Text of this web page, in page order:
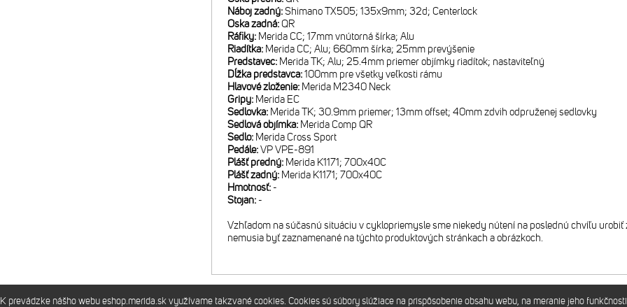
Náboj zadný:Shimano TX505; 135x9mm; 32d; Centerlock
Oska zadná:QR
Ráfiky: Merida CC; 17mm vnútorná šírka; Alu
Riadítka: Merida CC; Alu; 660mm šírka; 25mm prevýšenie
Predstavec: Merida TK; Alu; 25.4mm priemer objímky riadítok; nastaviteľný
Dĺžka predstavca:100mm pre všetky veľkosti rámu
Hlavové zloženie: Merida M2340 Neck
Gripy: Merida EC
Sedlovka: Merida TK; 30.9mm priemer; 13mm offset; 40mm zdvih odpruženej sedlovky
Sedlová objímka: Merida Comp QR
Sedlo: Merida Cross Sport
Pedále:VP VPE-891
Plášť predný: Merida K1171; 700x40C
Plášť zadný: Merida K1171; 700x40C
Hmotnosť: -
Stojan: -
Vzhľadom na súčasnú situáciu v cyklopriemysle sme niekedy nútení na poslednú chvíľu
nemusia byť zaznamenané na týchto produktových stránkach a obrázkoch.
PrevádzkujeMerida Slovakia s.r.o.
K prevádzke nášho webu eshop.merida.sk využívame takzvané cookies. Cookies sú súbory slúžiace na prispôsobenie obsahu webu, na meranie jeho